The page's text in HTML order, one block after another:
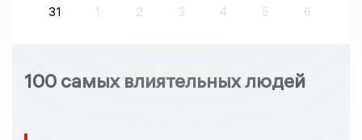
31
1 2 3 4 5 6
100 самых влиятельных людей